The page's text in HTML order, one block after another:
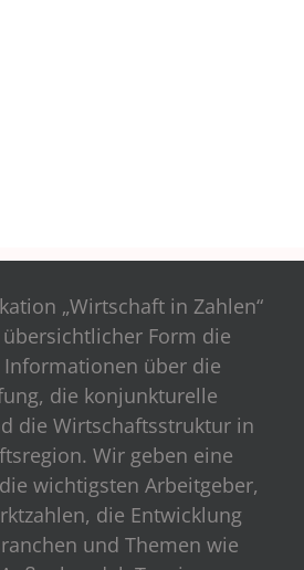
„Wirtschaft in Zahlen“
Form die
über die
die konjunkturelle
die Wirtschaftsstruktur in
Wir geben eine
wichtigsten Arbeitgeber,
die Entwicklung
und Themen wie